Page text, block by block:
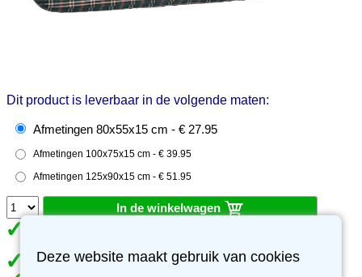
Dit product is leverbaar in de volgende maten:
Afmetingen 80x55x15 cm - € 27.95
Afmetingen 100x75x15 cm - € 39.95
Afmetingen 125x90x15 cm - € 51.95
In de winkelwagen
Gratis verzending vanaf €49
Deze website maakt gebruik van cookies